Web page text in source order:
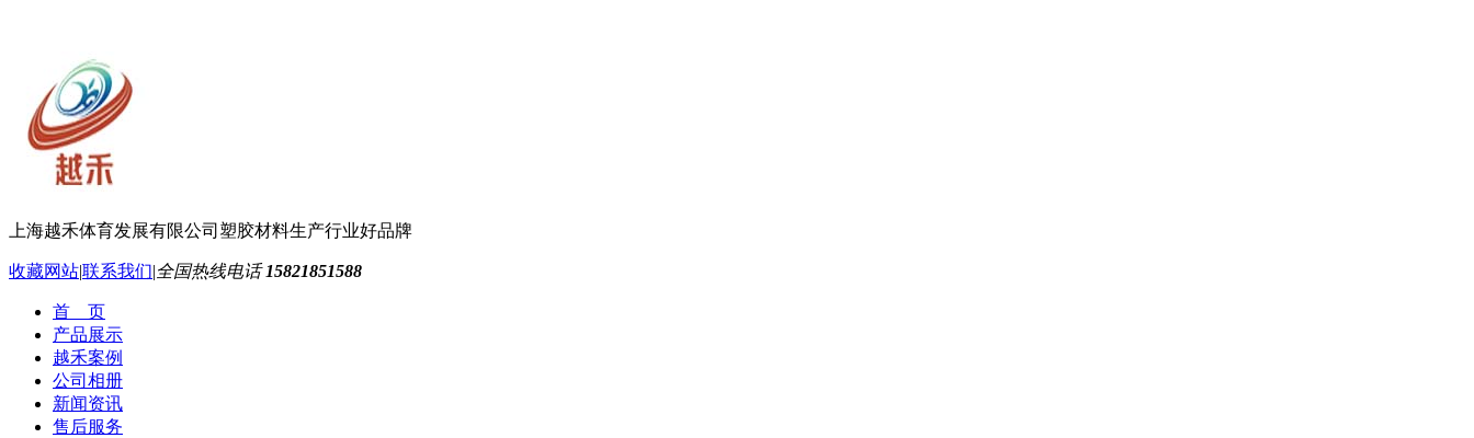
上海越禾体育发展有限公司 塑胶材料生产行业好品牌
收藏网站|联系我们|全国热线电话15821851588
首 页
产品展示
越禾案例
公司相册
新闻资讯
售后服务